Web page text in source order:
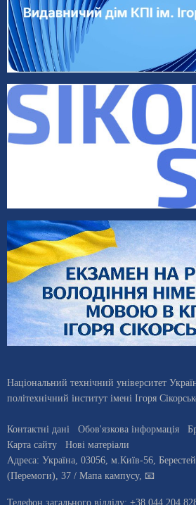
Національний технічний університет
політехнічний інститут імені Ігоря
Контактні дані Обов'язкова інформація
Карта сайту
Нові матеріали
Адреса: Україна 03056 , м. Київ-56,
(Перемоги), 37 / Мапа кампусу, 📧
Телефон загального відділу: +38 044 204